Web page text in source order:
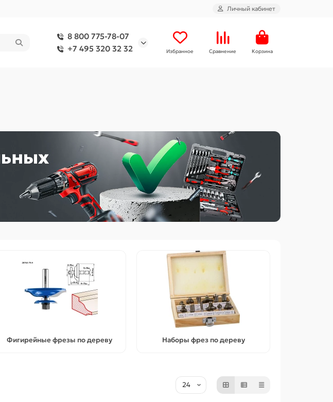
Личный кабинет
8 800 775-78-07
+7 495 320 32 32
Избранное Сравнение Корзина
Фигирейные фрезы по дереву Наборы фрез по дереву